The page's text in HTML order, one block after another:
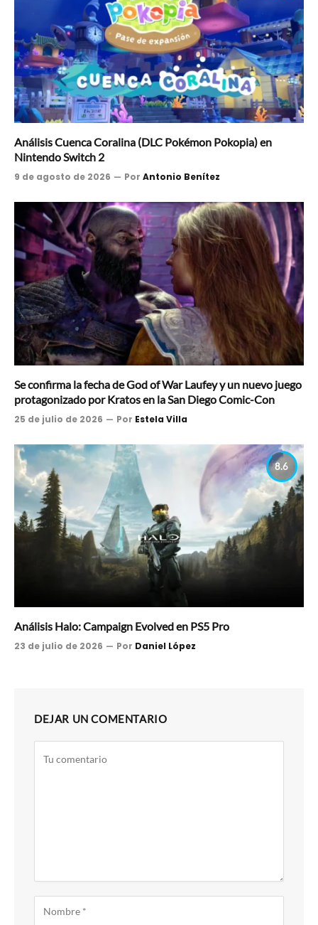
Análisis Cuenca Coralina (DLC Pokémon Pokopia) en
Nintendo Switch 2
9 de agosto de 2026 Por Antonio Benítez
Se confirma la fecha de God of War Laufey y un nuevo juego
protagonizado por Kratos en la San Diego Comic-Con
25 de julio de 2026 Por Estela Villa
8.6
Análisis Halo: Campaign Evolved en PS5 Pro
23 de julio de 2026 Por Daniel López
DEJAR UN COMENTARIO